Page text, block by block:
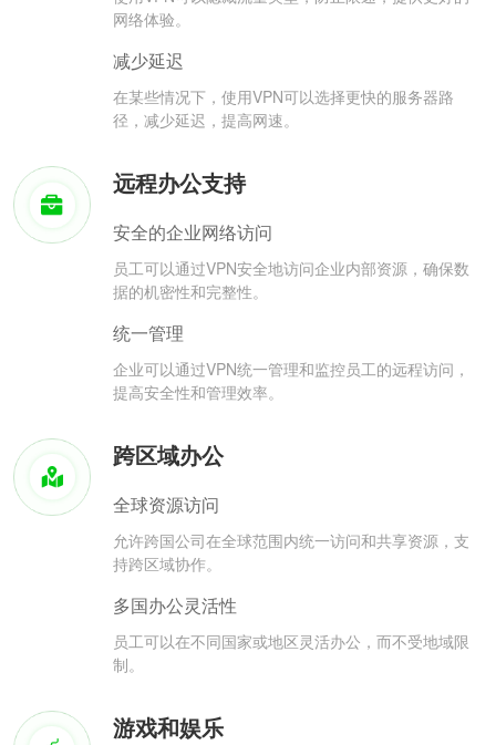
网络体验。
减少延迟
在某些情况下，使用VPN可以选择更快的服务器路
径，减少延迟，提高网速。
远程办公支持
安全的企业网络访问
员工可以通过VPN安全地访问企业内部资源，确保数
据的机密性和完整性。
统一管理
企业可以通过VPN统一管理和监控员工的远程访问，
提高安全性和管理效率。
跨区域办公
全球资源访问
允许跨国公司在全球范围内统一访问和共享资源，支
持跨区域协作。
多国办公灵活性
员工可以在不同国家或地区灵活办公，而不受地域限
制。
游戏和娱乐